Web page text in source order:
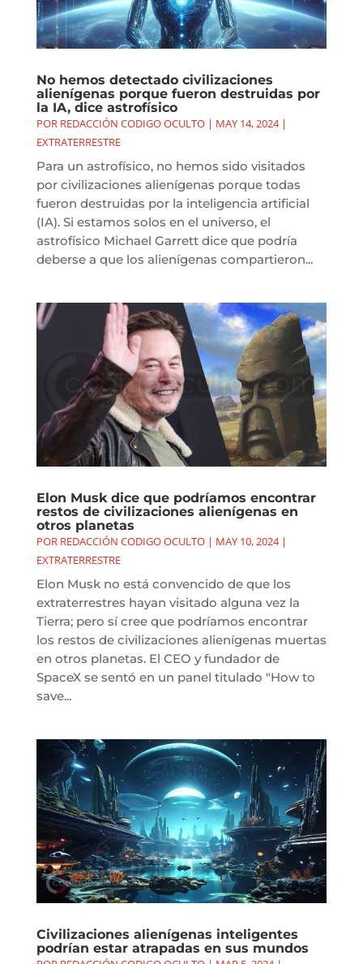
No hemos detectado civilizaciones
alienígenas porque fueron destruidas por
la IA, dice astrofísico
POR REDACCIÓN CODIGO OCULTO| MAY 14, 2024|
EXTRATERRESTRE
Para un astrofísico, no hemos sido visitados
por civilizaciones alienígenas porque todas
fueron destruidas por la inteligencia artificial
(IA). Si estamos solos en el universo, el
astrofísico Michael Garrett dice que podría
deberse a que los alienígenas compartieron...
Elon Musk dice que podríamos encontrar
restos de civilizaciones alienígenas en
otros planetas
POR REDACCIÓN CODIGO OCULTO| MAY 10, 2024|
EXTRATERRESTRE
Elon Musk no está convencido de que los
extraterrestres hayan visitado alguna vez la
Tierra; pero sí cree que podríamos encontrar
los restos de civilizaciones alienígenas muertas
en otros planetas. El CEO y fundador de
SpaceX se sentó en un panel titulado "How to
save...
Civilizaciones alienígenas inteligentes
podrían estar atrapadas en sus mundos